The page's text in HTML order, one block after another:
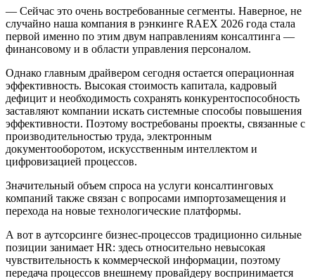
— Сейчас это очень востребованные сегменты. Наверное, не
случайно наша компания в рэнкинге RAEX 2026 года стала
первой именно по этим двум направлениям консалтинга —
финансовому и в области управления персоналом.
Однако главным драйвером сегодня остается операционная
эффективность. Высокая стоимость капитала, кадровый
дефицит и необходимость сохранять конкурентоспособность
заставляют компании искать системные способы повышения
эффективности. Поэтому востребованы проекты, связанные с
производительностью труда, электронным
документооборотом, искусственным интеллектом и
цифровизацией процессов.
Значительный объем спроса на услуги консалтинговых
компаний также связан с вопросами импортозамещения и
перехода на новые технологические платформы.
А вот в аутсорсинге бизнес-процессов традиционно сильные
позиции занимает HR: здесь относительно невысокая
чувствительность к коммерческой информации, поэтому
передача процессов внешнему провайдеру воспринимается